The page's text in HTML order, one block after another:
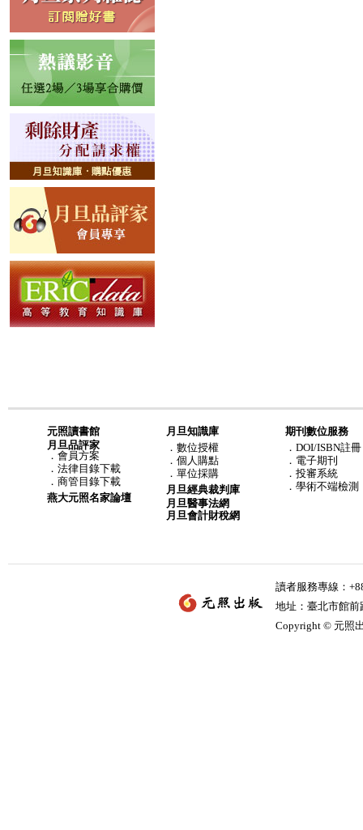
元照讀書館
月旦品評家
． 會員方案
． 法律目錄下載
． 商管目錄下載
燕大元照名家論壇
月旦知識庫
． 數位授權
． 個人購點
． 單位採購
月旦經典裁判庫
月旦醫事法網
月旦會計財稅網
期刊數位服務
．DOI/ISBN註冊
．電子期刊
．投審系統
．學術不端檢測
讀者服務專線：
地址：臺北市館
Copyright © 元照